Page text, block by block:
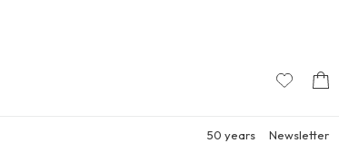
50 years Newsletter